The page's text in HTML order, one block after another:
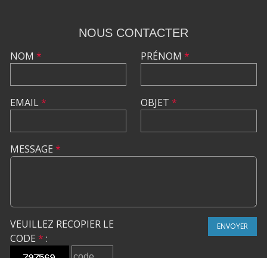
NOUS CONTACTER
NOM *
EMAIL*
PRÉNOM *
OBJET *
MESSAGE *
VEUILLEZ RECOPIER LE
CODE * :
ENVOYER